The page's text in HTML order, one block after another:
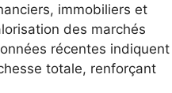
immobiliers et
des marchés
récentes indiquent
totale, renforçant